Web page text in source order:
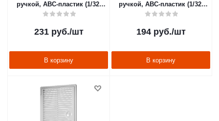
ручкой, ABC-пластик (1/32)
"EVECS" л1520р
231руб./шт
В корзину
ручкой, ABC-пластик (1/32)
"EVECS" л1515р
194руб./шт
В корзину